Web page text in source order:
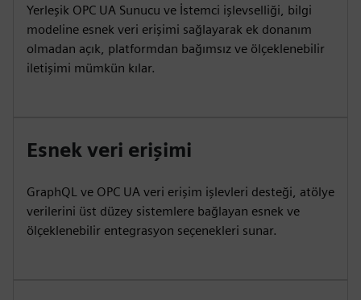
Yerleşik OPC UA Sunucu ve İstemci işlevselliği, bilgi
modeline esnek veri erişimi sağlayarak ek donanım
olmadan açık, platformdan bağımsız ve ölçeklenebilir
iletişimi mümkün kılar.
Esnek veri erişimi
GraphQL ve OPC UA veri erişim işlevleri desteği, atölye
verilerini üst düzey sistemlere bağlayan esnek ve
ölçeklenebilir entegrasyon seçenekleri sunar.